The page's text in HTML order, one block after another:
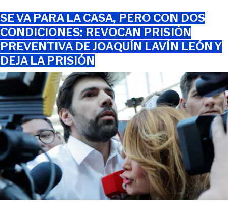
SE VA PARA LA CASA, PERO CON DOS
CONDICIONES: REVOCAN PRISIÓN
PREVENTIVA DE JOAQUÍN LAVÍN LEÓN Y
DEJA LA PRISIÓN